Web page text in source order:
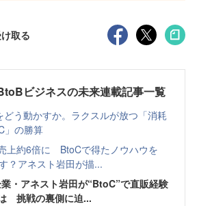
取る
ビジネスの未来連載記事一覧
う動かすか。ラクスルが放つ「消耗
」の勝算
上約6倍に BtoCで得たノウハウを
？アネスト岩田が描...
・アネスト岩田が“BtoC”で直販経験
挑戦の裏側に迫...